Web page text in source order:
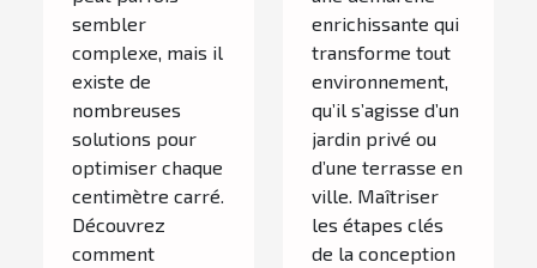
sembler
complexe, mais il
existe de
nombreuses
solutions pour
optimiser chaque
centimètre carré.
Découvrez
comment
enrichissante qui
transforme tout
environnement,
qu’il s’agisse d’un
jardin privé ou
d’une terrasse en
ville. Maîtriser
les étapes clés
de la conception